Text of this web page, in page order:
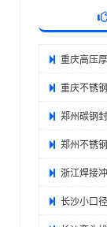
重庆高压
重庆不锈
郑州碳钢
郑州不锈
浙江焊接
长沙小口